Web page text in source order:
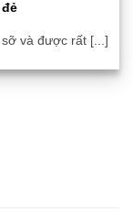
và được rất [...]